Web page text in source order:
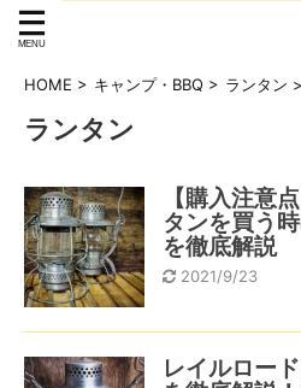
HOME > キャンプ・BBQ > ランタン >
ランタン
【購入注意
タンを買う
を徹底解説
2021/9/23
レイルロー